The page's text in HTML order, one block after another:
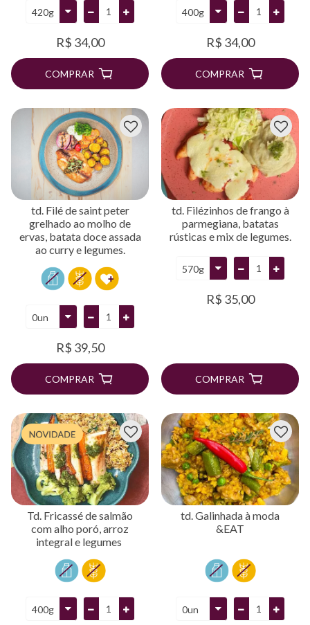
R$ 34,00
COMPRAR
R$ 34,00
COMPRAR
td. Filé de saint peter
grelhado ao molho de
ervas, batata doce assada
ao curry e legumes.
R$ 39,50
COMPRAR
td. Filézinhos de frango à
parmegiana, batatas
rústicas e mix de legumes.
R$ 35,00
COMPRAR
Td. Fricassé de salmão
com alho poró, arroz
integral e legumes
td. Galinhada à moda
&EAT